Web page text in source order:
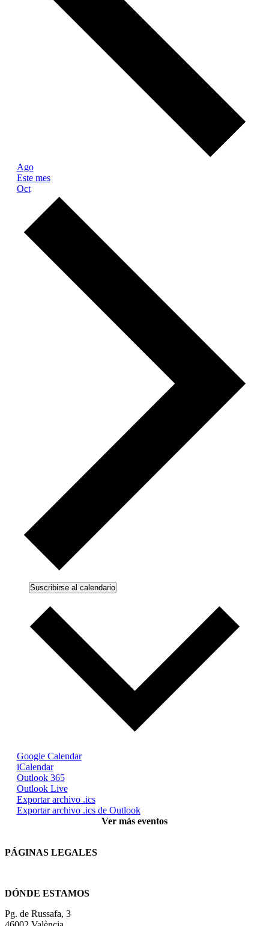
Ago
Este mes
Oct
Suscribirse al calendario
Google Calendar
iCalendar
Outlook 365
Outlook Live
Exportar archivo .ics
Exportar archivo .ics de Outlook
Ver más eventos
PÁGINAS LEGALES
DÓNDE ESTAMOS
Pg. de Russafa, 3